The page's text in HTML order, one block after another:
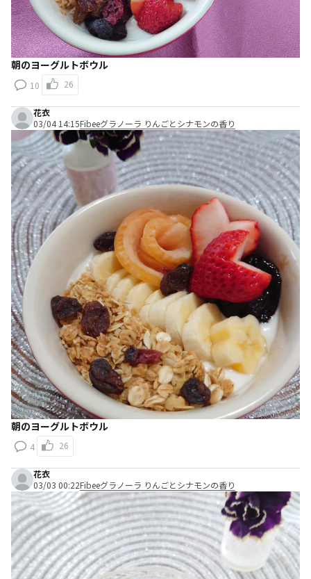
朝のヨーグルトボウル
10 26
花衣
03/04 14:15Fibeeグラノーラ りんごとシナモンの香り
朝のヨーグルトボウル
4 26
花衣
03/03 00:22Fibeeグラノーラ りんごとシナモンの香り